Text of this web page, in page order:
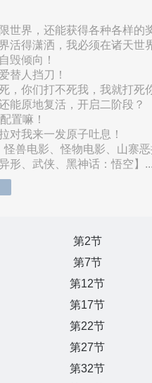
世界，还能获得各种各样的
活得潇洒，我必须在诸天世
毁倾向！
替人挡刀！
，你们打不死我，我就打死
能原地复活，开启二阶段？
置嘛！
对我来一发原子吐息！
怪兽电影、怪物电影、山寨
形、武侠、黑神话：悟空】...
第2节
第7节
第12节
第17节
第22节
第27节
第32节